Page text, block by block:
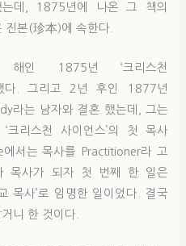
는데, 1875년에 나온 그 책의
진본(珍本)에 속한다.
해인 1875년 ‘크리스천
다. 그리고 2년 후인 1877년
라는 남자와 결혼 했는데, 그는
크리스천 사이언스’의 첫 목사
서는 목사를 Practitioner라 고
목사가 되자 첫 번째 한 일은
목사’로 임명한 일이었다. 결국
니 한 것이다.